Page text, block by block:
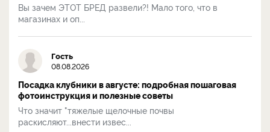
Вы зачем ЭТОТ БРЕД развели?! Мало того, что в
магазинах и оп...
Гость
08.08.2026
Посадка клубники в августе: подробная пошаговая
фотоинструкция и полезные советы
Что значит "тяжелые щелочные почвы
раскисляют...внести извес...